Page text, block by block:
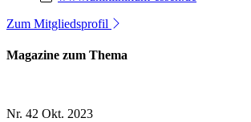
Zum Mitgliedsprofil
Magazine zum Thema
Nr. 42 Okt. 2023